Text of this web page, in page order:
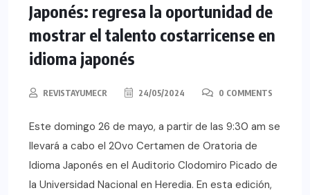
Japonés: regresa la oportunidad de
mostrar el talento costarricense en
idioma japonés
REVISTAYUMECR 24/05/2024 0 COMMENTS
Este domingo 26 de mayo, a partir de las 9:30 am se
llevará a cabo el 20vo Certamen de Oratoria de
Idioma Japonés en el Auditorio Clodomiro Picado de
la Universidad Nacional en Heredia. En esta edición,